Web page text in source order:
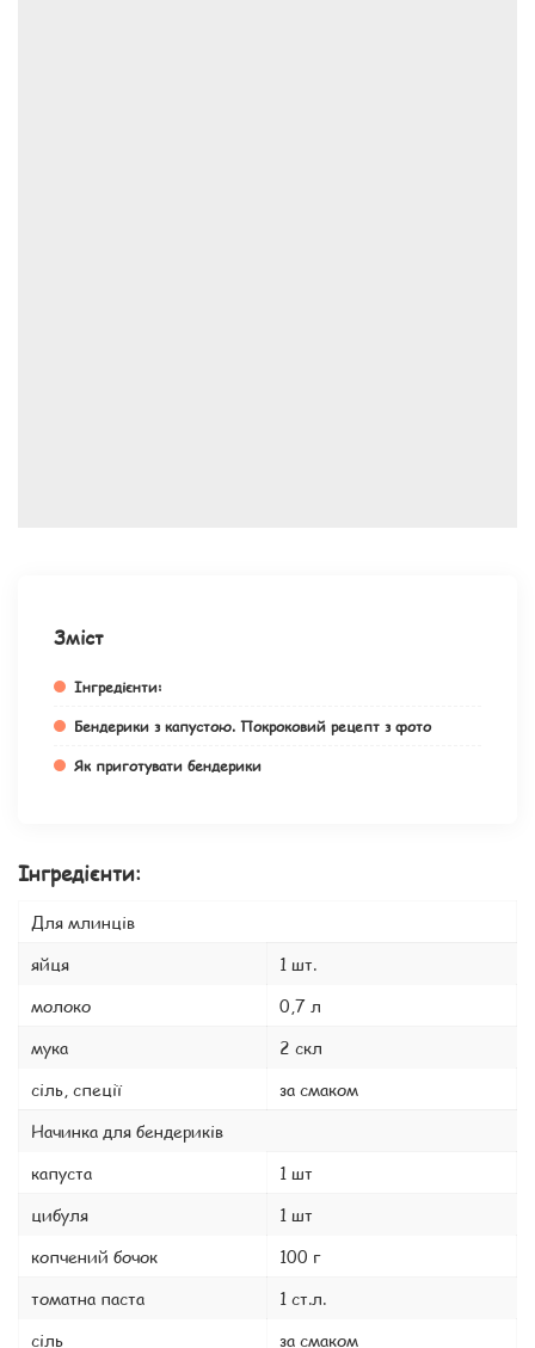
Зміст
Інгредієнти:
Бендерики з капустою. Покроковий рецепт з фото
Як приготувати бендерики
Інгредієнти:
Для млинців
яйця
1 шт.
молоко
0,7 л
мука
2 скл
сіль, спеції
за смаком
Начинка для бендериків
капуста
1 шт
цибуля
1 шт
копчений бочок
100 г
томатна паста
1 ст.л.
сіль
за смаком